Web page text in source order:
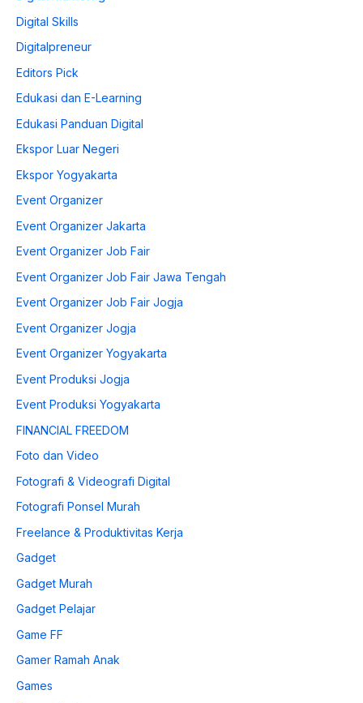
Digital Skills
Digitalpreneur
Editors Pick
Edukasi dan E-Learning
Edukasi Panduan Digital
Ekspor Luar Negeri
Ekspor Yogyakarta
Event Organizer
Event Organizer Jakarta
Event Organizer Job Fair
Event Organizer Job Fair Jawa Tengah
Event Organizer Job Fair Jogja
Event Organizer Jogja
Event Organizer Yogyakarta
Event Produksi Jogja
Event Produksi Yogyakarta
FINANCIAL FREEDOM
Foto dan Video
Fotografi & Videografi Digital
Fotografi Ponsel Murah
Freelance & Produktivitas Kerja
Gadget
Gadget Murah
Gadget Pelajar
Game FF
Gamer Ramah Anak
Games